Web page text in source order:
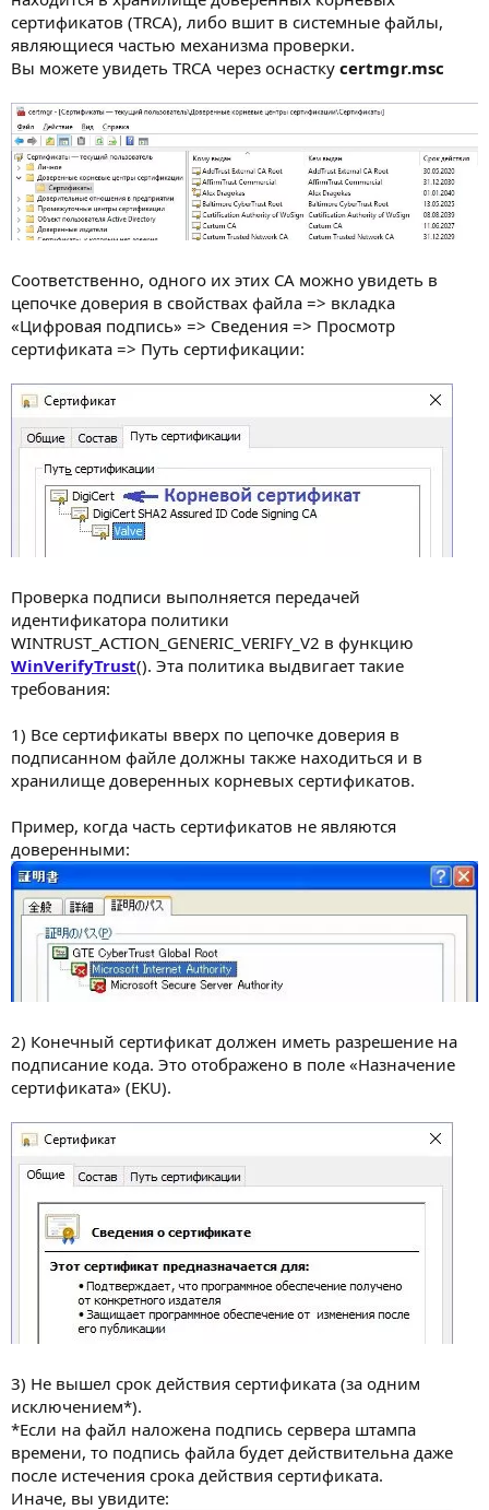
сертификатов (TRCA), либо вшит в системные файлы,
являющиеся частью механизма проверки.
Вы можете увидеть TRCA через оснастку certmgr.msc
Соответственно, одного их этих CA можно увидеть в
цепочке доверия в свойствах файла => вкладка
«Цифровая подпись» => Сведения => Просмотр
сертификата => Путь сертификации:
Проверка подписи выполняется передачей
идентификатора политики
WINTRUST_ACTION_GENERIC_VERIFY_V2 в функцию
WinVerifyTrust(). Эта политика выдвигает такие
требования:
1) Все сертификаты вверх по цепочке доверия в
подписанном файле должны также находиться и в
хранилище доверенных корневых сертификатов.
Пример, когда часть сертификатов не являются
доверенными:
2) Конечный сертификат должен иметь разрешение на
подписание кода. Это отображено в поле «Назначение
сертификата» (EKU).
3) Не вышел срок действия сертификата (за одним
исключением*).
*Если на файл наложена подпись сервера штампа
времени, то подпись файла будет действительна даже
после истечения срока действия сертификата.
Иначе, вы увидите: